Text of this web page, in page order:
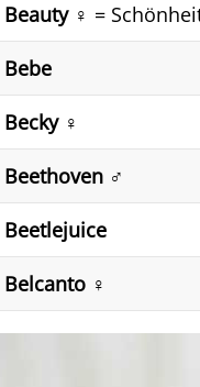
Beauty ♀️ =
Bebe
Becky ♀️
Beethoven ♂️
Beetlejuice
Belcanto ♀️